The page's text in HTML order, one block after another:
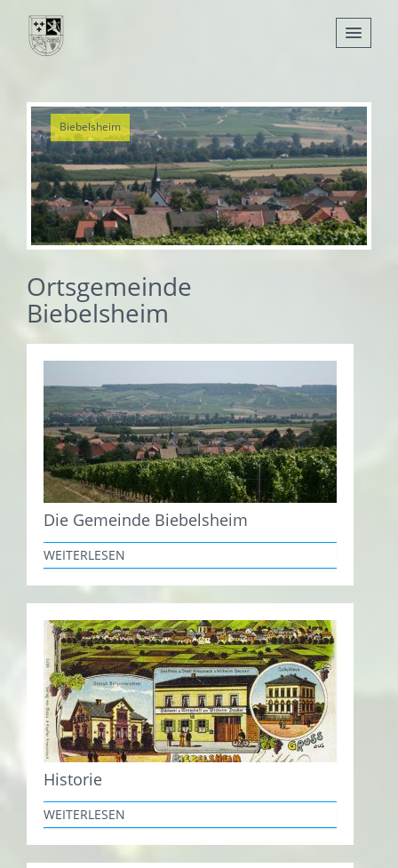
Nachrichten
Leben
Verwaltung
Tourismus
Gemeinden
Biebelsheim
Ortsgemeinde
Biebelsheim
Die Gemeinde Biebelsheim
WEITERLESEN
Historie
WEITERLESEN